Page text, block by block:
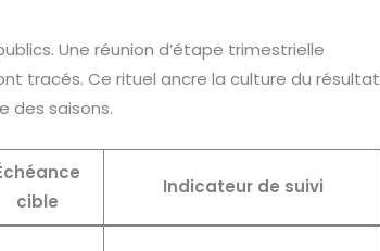
Une réunion d’étape trimestrielle
tracés. Ce rituel ancre la culture du résultat
des saisons.
cible
Indicateur de suivi